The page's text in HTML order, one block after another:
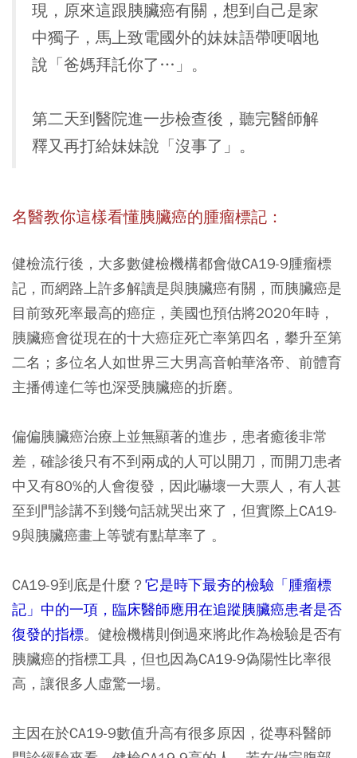
現，原來這跟胰臟癌有關，想到自己是家
中獨子，馬上致電國外的妹妹語帶哽咽地
說「爸媽拜託你了…」。
第二天到醫院進一步檢查後，聽完醫師解
釋又再打給妹妹說「沒事了」。
名醫教你這樣看懂胰臟癌的腫瘤標記：
健檢流行後，大多數健檢機構都會做CA19-9腫瘤標
記，而網路上許多解讀是與胰臟癌有關，而胰臟癌是
目前致死率最高的癌症，美國也預估將2020年時，
胰臟癌會從現在的十大癌症死亡率第四名，攀升至第
二名；多位名人如世界三大男高音帕華洛帝、前體育
主播傅達仁等也深受胰臟癌的折磨。
偏偏胰臟癌治療上並無顯著的進步，患者癒後非常
差，確診後只有不到兩成的人可以開刀，而開刀患者
中又有80%的人會復發，因此嚇壞一大票人，有人甚
至到門診講不到幾句話就哭出來了，但實際上CA19-
9與胰臟癌畫上等號有點草率了 。
CA19-9到底是什麼？ 它是時下最夯的檢驗「腫瘤標
記」中的一項，臨床醫師應用在追蹤胰臟癌患者是否
復發的指標。健檢機構則倒過來將此作為檢驗是否有
胰臟癌的指標工具，但也因為CA19-9偽陽性比率很
高，讓很多人虛驚一場。
主因在於CA19-9數值升高有很多原因，從專科醫師